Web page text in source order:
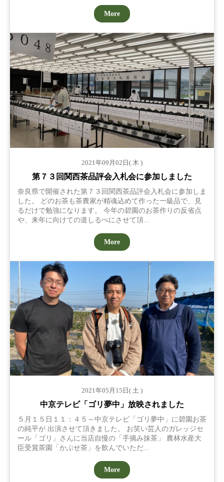
More
2021年09月02日( 木 )
第７３回関西茶品評会入札会に参加しました
奈良県で開催された第７３回関西茶品評会入札会に参加しま
した。 どのお茶も茶農家が精魂込めて作った一級品で、見
るだけで勉強になります。 今年の碧園のお茶作りの反省点
や、来年に向けての道しるべにさせて頂...
More
2021年05月15日( 土 )
中京テレビ「ゴリ夢中」放映されました
５月１５日１１：４５～中京テレビ「ゴリ夢中」に碧園お茶
の純平が 出演させて頂きました。 お笑い芸人のガレッジセ
ール「ゴリ」さんに当店自慢の「手摘み抹茶」 農林水産大
臣受賞茶園「かぶせ茶」を飲んでいただ...
More